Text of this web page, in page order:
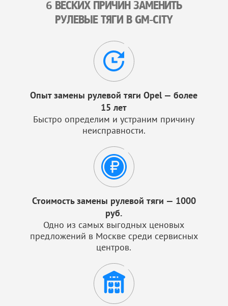
6 ВЕСКИХ ПРИЧИН ЗАМЕНИТЬ
РУЛЕВЫЕ ТЯГИ В GM-CITY
Опыт замены рулевой тяги Opel — более
15 лет
Быстро определим и устраним причину
неисправности.
Стоимость замены рулевой тяги — 1000
руб.
Одно из самых выгодных ценовых
предложений в Москве среди сервисных
центров.